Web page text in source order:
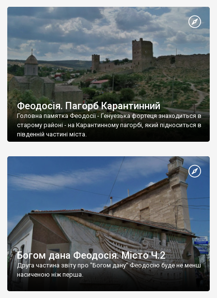
Феодосія. Пагорб Карантинний
Головна памятка Феодосії - Генуезька фортеця знаходиться в
старому районі - на Карантинному пагорбі, який підноситься в
південній частині міста.
Богом дана Феодосія. Місто Ч.2
Друга частина звіту про "Богом дану" Феодосію буде не менш
насиченою ніж перша.